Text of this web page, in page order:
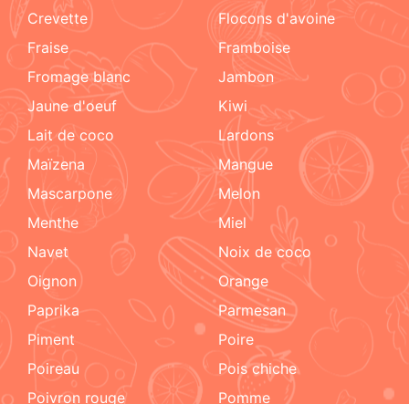
crevette
flocons d'avoine
fraise
framboise
fromage blanc
jambon
jaune d'oeuf
kiwi
lait de coco
lardons
maïzena
mangue
mascarpone
melon
menthe
miel
navet
noix de coco
oignon
orange
paprika
parmesan
piment
poire
poireau
pois chiche
poivron rouge
pomme